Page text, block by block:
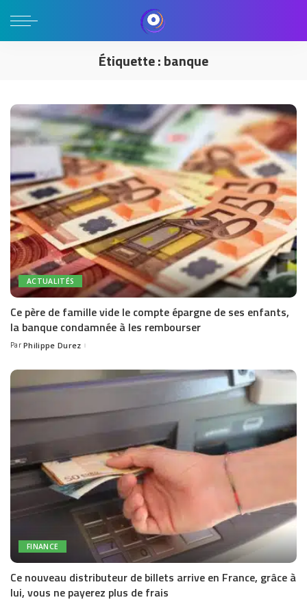
Étiquette :banque
ACTUALITÉS
Ce père de famille vide le compte épargne de ses enfants,
la banque condamnée à les rembourser
Posted
Par Philippe Durez
FINANCE
Ce nouveau distributeur de billets arrive en France, grâce à
lui, vous ne payerez plus de frais